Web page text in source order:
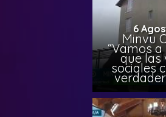
6
Minvu
“Vamos
que las
sociales